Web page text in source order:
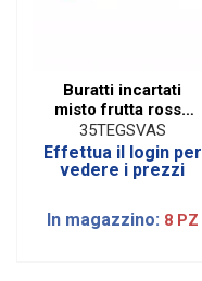
Buratti incartati
misto frutta rosso
(500 gr)
35TEGSVAS
Effettua il login per
vedere i prezzi
In magazzino: 8 PZ